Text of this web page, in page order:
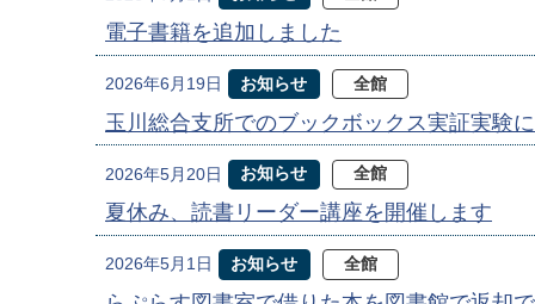
電子書籍を追加しました
2026年6月19日 お知らせ 全館
玉川総合支所でのブックボックス実証実験
2026年5月20日 お知らせ 全館
夏休み、読書リーダー講座を開催します
2026年5月1日 お知らせ 全館